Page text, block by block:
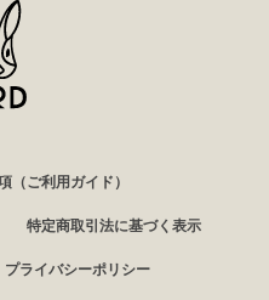
（ご利用ガイド）
特定商取引法に基づく表示
プライバシーポリシー